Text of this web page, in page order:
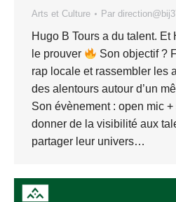
Arts et Culture Par
Hugo B Tours a du talent. Et
le prouver
Son objectif ?
rap locale et rassembler les
des alentours autour d’un
Son évènement : open mic
donner de la visibilité aux
partager leur univers…